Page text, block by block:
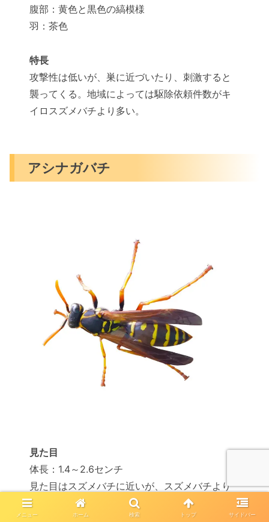
腹部：黄色と黒色の縞模様
羽：茶色
特長
攻撃性は低いが、巣に近づいたり、刺激すると
襲ってくる。地域によっては駆除依頼件数がキ
イロスズメバチより多い。
アシナガバチ
見た目
体長：1.4～2.6センチ
見た目はスズメバチに近いが、スズメバチより
細身で小さい
メニュー ホーム 検索 トップ サイドバー